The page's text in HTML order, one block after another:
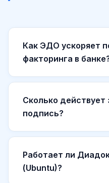
Как ЭДО ускоряет
факторинга в
Сколько действует
подпись?
Работает ли
(Ubuntu)?